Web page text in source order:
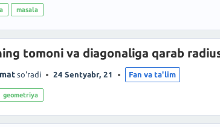
masala
tomoni va diagonaliga qarab
so'radi 24 Sentyabr, 21 Fan va ta'lim
geometriya